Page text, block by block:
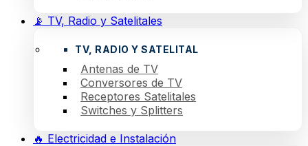
📡 TV, Radio y Satelitales
TV, RADIO Y SATELITAL
Antenas de TV
Conversores de TV
Receptores Satelitales
Switches y Splitters
🔥 Electricidad e Instalación